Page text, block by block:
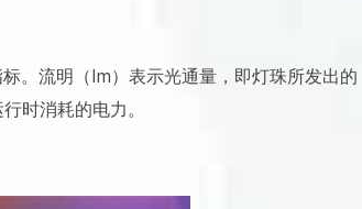
。流明（lm）表示光通量，即灯珠所发出的
时消耗的电力。